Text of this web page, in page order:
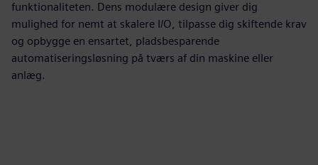
funktionaliteten. Dens modulære design giver dig
mulighed for nemt at skalere I/O, tilpasse dig skiftende krav
og opbygge en ensartet, pladsbesparende
automatiseringsløsning på tværs af din maskine eller
anlæg.